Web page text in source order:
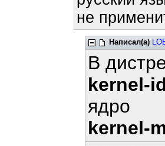
не
Написал(а)
В
kernel-
ядро
kernel-